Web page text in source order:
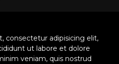
consectetur adipisicing elit,
ut labore et dolore
veniam, quis nostrud